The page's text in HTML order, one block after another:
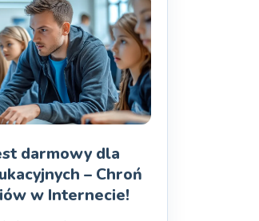
darmowy dla
– Chroń
w Internecie!